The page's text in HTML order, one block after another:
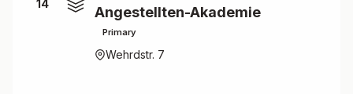
14
Angestellten-Akademie
Primary
Wehrdstr. 7